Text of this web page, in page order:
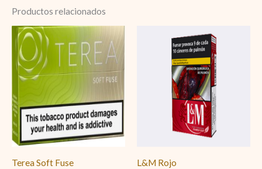
Productos relacionados
Terea Soft Fuse
Terea
Soft
Fuse
L&M Rojo
L&M
Rojo
cantidad